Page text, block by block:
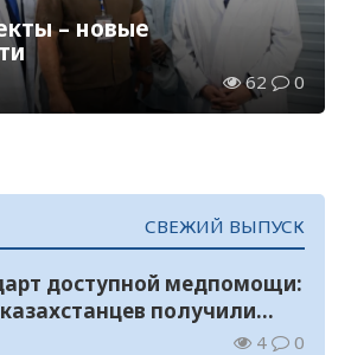
– новые
62 0
СВЕЖИЙ ВЫПУСК
доступной медпомощи:
получили
услуги
4 0